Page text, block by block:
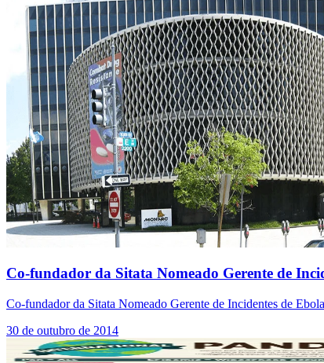
Co-fundador da Sitata Nomeado Gerente de
Co-fundador da Sitata Nomeado Gerente de Incidentes de
30 de outubro de 2014